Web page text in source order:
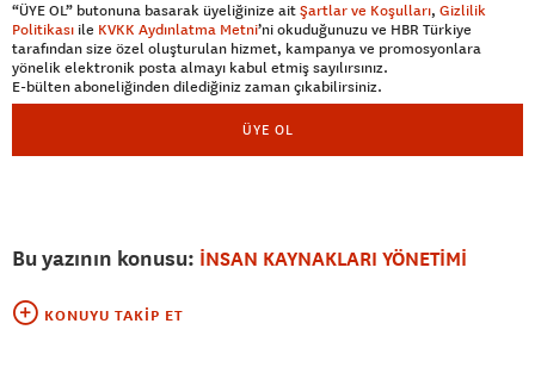
“ÜYE OL” butonuna basarak üyeliğinize aitŞartlar ve Koşulları, Gizlilik
Politikası ile KVKK Aydınlatma Metni’ni okuduğunuzu ve HBR Türkiye
tarafından size özel oluşturulan hizmet, kampanya ve promosyonlara
yönelik elektronik posta almayı kabul etmiş sayılırsınız.
E-bülten aboneliğinden dilediğiniz zaman çıkabilirsiniz.
ÜYE OL
Bu yazının konusu: İNSAN KAYNAKLARI YÖNETİMİ
KONUYU TAKIP ET